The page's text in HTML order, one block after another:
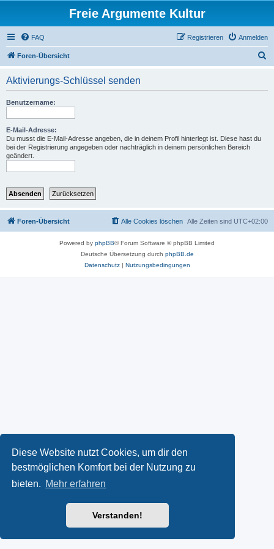
Diese Website nutzt Cookies, um dir den
bestmöglichen Komfort bei der Nutzung zu
bieten. Mehr erfahren
Verstanden!
Freie Argumente Kultur
FAQ Anmelden
Registrieren
Foren-Übersicht
Aktivierungs-Schlüssel senden
Benutzername:
E-Mail-Adresse:
Du musst die E-Mail-Adresse angeben, die in deinem Profil hinterlegt ist. Diese hast du
bei der Registrierung angegeben oder nachträglich in deinem persönlichen Bereich
geändert.
Foren-Übersicht Alle Zeiten sind UTC+02:00
Alle Cookies löschen
Powered by phpBB® Forum Software © phpBB Limited
Deutsche Übersetzung durch phpBB.de
Datenschutz| Nutzungsbedingungen